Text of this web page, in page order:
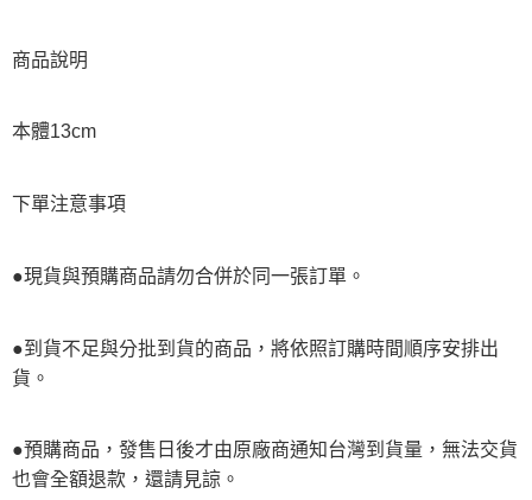
商品說明
本體13cm
下單注意事項
●現貨與預購商品請勿合併於同一張訂單。
●到貨不足與分批到貨的商品，將依照訂購時間順序安排出
貨。
●預購商品，發售日後才由原廠商通知台灣到貨量，無法交貨
也會全額退款，還請見諒。